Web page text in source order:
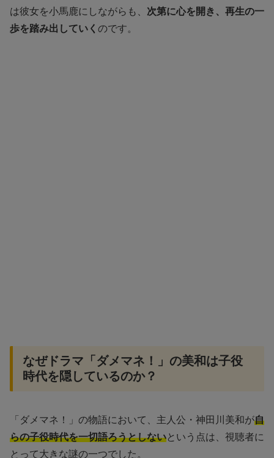
は彼女を小馬鹿にしながらも、 次第に心を開き、再生の一
歩を踏み出していく のです。
なぜドラマ「ダメマネ！」の美和は子役
時代を隠しているのか？
「ダメマネ！」の物語において、主人公・神田川美和が自
らの子役時代を一切語ろうとしないという点は、視聴者に
とって大きな謎の一つでした。